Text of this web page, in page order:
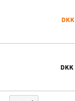
DKK
DKK